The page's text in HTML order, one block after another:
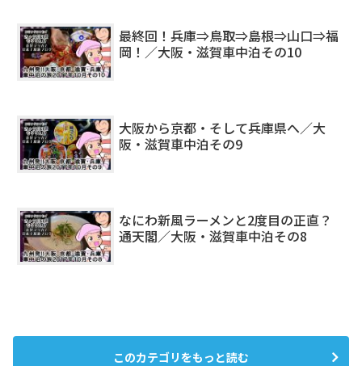
最終回！兵庫⇒鳥取⇒島根⇒山口⇒福
岡！／大阪・滋賀車中泊その10
大阪から京都・そして兵庫県へ／大
阪・滋賀車中泊その9
なにわ新風ラーメンと2度目の正直？
通天閣／大阪・滋賀車中泊その8
このカテゴリをもっと読む